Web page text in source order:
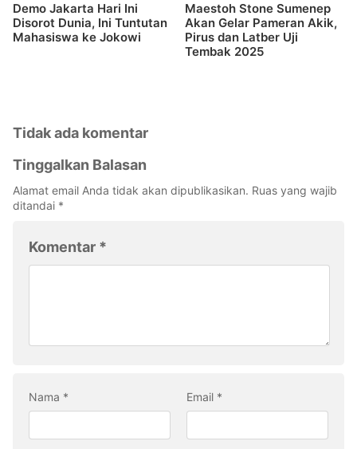
Demo Jakarta Hari Ini
Disorot Dunia, Ini Tuntutan
Mahasiswa ke Jokowi
Maestoh Stone Sumenep
Akan Gelar Pameran Akik,
Pirus dan Latber Uji
Tembak 2025
Tidak ada komentar
Tinggalkan Balasan
Alamat email Anda tidak akan dipublikasikan. Ruas yang wajib
ditandai *
Komentar *
Nama * Email *